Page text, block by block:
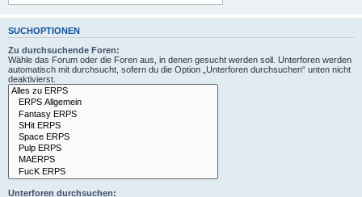
SUCHOPTIONEN
Zu durchsuchende Foren:
Wähle das Forum oder die Foren aus, in denen gesucht werden soll. Unterforen werden
automatisch mit durchsucht, sofern du die Option „Unterforen durchsuchen“ unten nicht
deaktivierst.
Unterforen durchsuchen: